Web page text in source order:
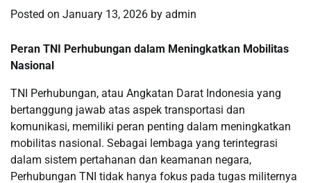
Posted on January 13, 2026 by admin
Peran TNI Perhubungan dalam Meningkatkan Mobilitas
Nasional
TNI Perhubungan, atau Angkatan Darat Indonesia yang
bertanggung jawab atas aspek transportasi dan
komunikasi, memiliki peran penting dalam meningkatkan
mobilitas nasional. Sebagai lembaga yang terintegrasi
dalam sistem pertahanan dan keamanan negara,
Perhubungan TNI tidak hanya fokus pada tugas militernya